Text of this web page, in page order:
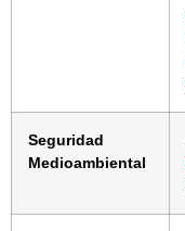
Seguridad
Medioambiental